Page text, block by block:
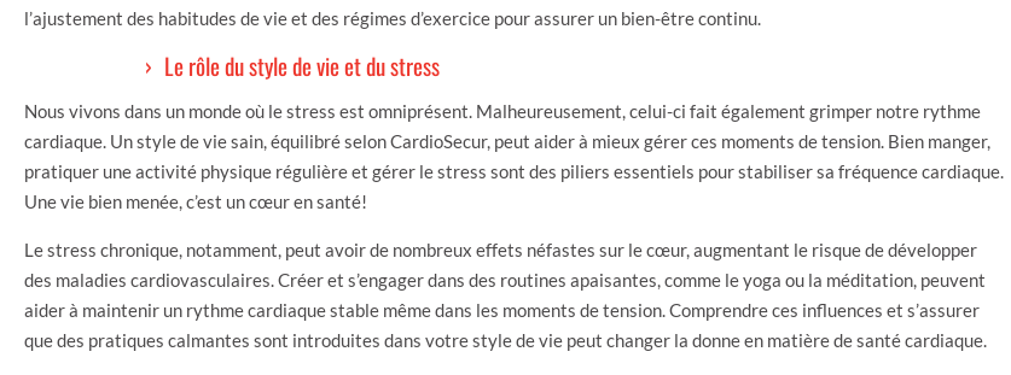
l’ajustement des habitudes de vie et des régimes d’exercice pour assurer un bien-être continu.
Le rôle du style de vie et du stress
Nous vivons dans un monde où le stress est omniprésent. Malheureusement, celui-ci fait également grimper notre rythme
cardiaque. Un style de vie sain, équilibré selon CardioSecur, peut aider à mieux gérer ces moments de tension. Bien manger,
pratiquer une activité physique régulière et gérer le stress sont des piliers essentiels pour stabiliser sa fréquence cardiaque.
Une vie bien menée, c’est un cœur en santé!
Le stress chronique, notamment, peut avoir de nombreux effets néfastes sur le cœur, augmentant le risque de développer
des maladies cardiovasculaires. Créer et s’engager dans des routines apaisantes, comme le yoga ou la méditation, peuvent
aider à maintenir un rythme cardiaque stable même dans les moments de tension. Comprendre ces influences et s’assurer
que des pratiques calmantes sont introduites dans votre style de vie peut changer la donne en matière de santé cardiaque.